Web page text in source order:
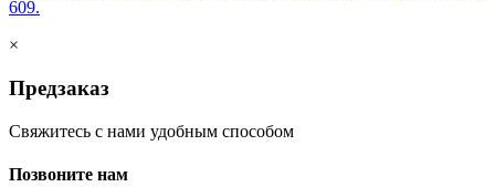
609.
×
Предзаказ
Свяжитесь с нами удобным способом
Позвоните нам